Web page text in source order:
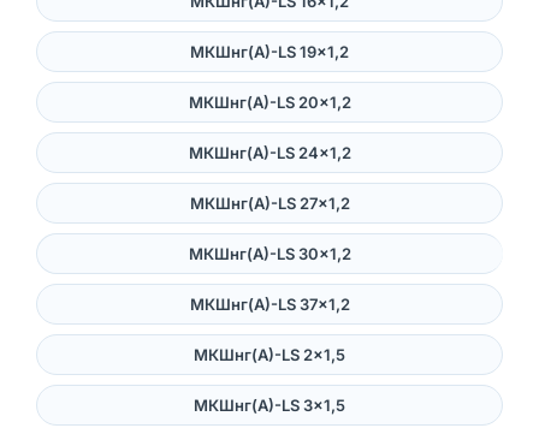
МКШнг(А)-LS 19×1,2
МКШнг(А)-LS 20×1,2
МКШнг(А)-LS 24×1,2
МКШнг(А)-LS 27×1,2
МКШнг(А)-LS 30×1,2
МКШнг(А)-LS 37×1,2
МКШнг(А)-LS 2×1,5
МКШнг(А)-LS 3×1,5